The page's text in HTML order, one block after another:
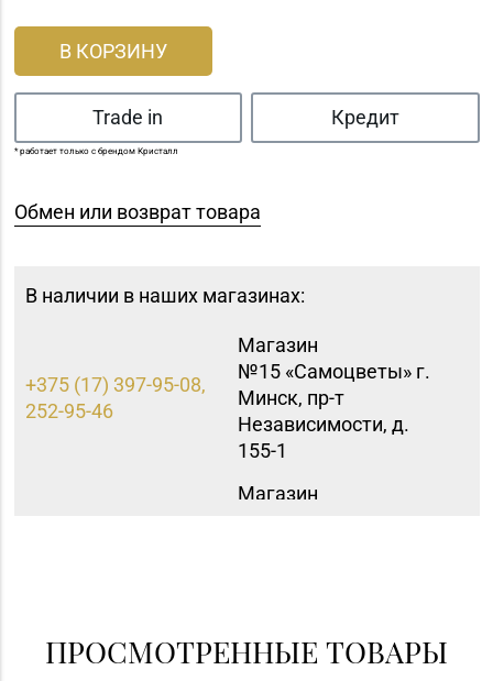
В КОРЗИНУ
Trade in Кредит
* работает только с брендом Кристалл
Обмен или возврат товара
В наличии в наших магазинах:
+375 (17) 397-95-08,
252-95-46
Магазин
№15 «Самоцветы» г.
Минск, пр-т
Независимости, д.
155-1
Магазин
+375 (17) 357-30-71,
Магазин
№43 «Бирюза» г.
ПРОСМОТРЕННЫЕ ТОВАРЫ